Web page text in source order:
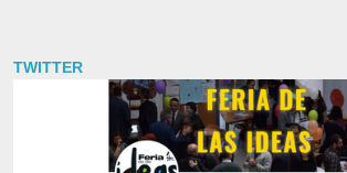
TWITTER